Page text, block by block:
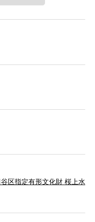
区指定有形文化財 桜上水